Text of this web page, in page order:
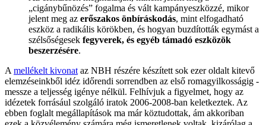
„cigánybűnözés” fogalma és vált kampányeszközzé, mikor
jelent meg az erőszakos önbíráskodás, mint elfogadható
eszköz a radikális körökben, és hogyan buzdították egymást a
szélsőségesek fegyverek, és egyéb támadó eszközök
beszerzésére.
A mellékelt kivonat az NBH részére készített sok ezer oldalt kitevő
elemzéseinkből idéz időrendi sorrendben az első romagyilkosságig -
messze a teljesség igénye nélkül. Felhívjuk a figyelmet, hogy az
idézetek forrásául szolgáló iratok 2006-2008-ban keletkeztek. Az
ebben foglalt megállapítások ma már köztudottak, ám akkoriban